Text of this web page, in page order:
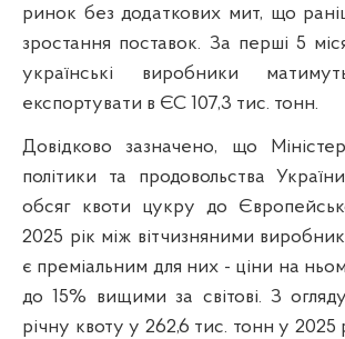
ринок без додаткових мит, що
зростання поставок. За перші 5
українські виробники
експортувати в ЄС 107,3 тис. тонн.
Довідково зазначено, що
політики та продовольства України
обсяг квоти цукру до
2025 рік між вітчизняними
є преміальним для них - ціни на
до 15% вищими за світові. З
річну квоту у 262,6 тис. тонн у 2025